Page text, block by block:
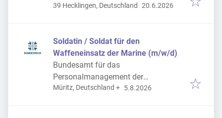
39 Hecklingen, Deutschland Veröffentlicht
20.6.2026
Soldatin / Soldat für den
Waffeneinsatz der Marine (m/w/d)
Bundesamt für das
Personalmanagement der
Bundeswehr
Müritz, Deutschland + Veröffentlicht
5.8.2026